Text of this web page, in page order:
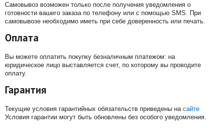
Самовывоз возможен только после получения уведомления о
готовности вашего заказа по телефону или с помощью SMS. При
самовывозе необходимо иметь при себе доверенность или печать.
Оплата
Вы можете оплатить покупку безналичным платежом: на
юридическое лицо выставляется счет, по которому вы проводите
оплату.
Гарантия
Текущие условия гарантийных обязательств приведены на сайте
Условия гарантии могут быть обновлены без особого уведомления.